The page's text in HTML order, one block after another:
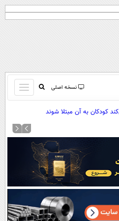
نسخه اصلی
باز
و
کردن
منو
صفحه اول
آرشیو
نظرسنجی
آب و هوا
شرعی
زندگی
کودکان به آن مبتلا شوند